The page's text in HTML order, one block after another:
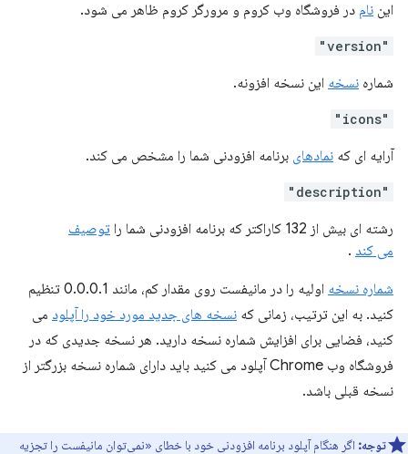
این نام در فروشگاه وب کروم و مرورگر کروم ظاهر می شود.
"version"
شماره نسخه این نسخه افزونه.
"icons"
آرایه ای که نمادهای برنامه افزودنی شما را مشخص می کند.
"description"
رشته ای بیش از 132 کاراکتر که برنامه افزودنی شما را
توصیف
می کند .
شماره نسخه
اولیه را در مانیفست روی مقدار کم، مانند 0.0.0.1 تنظیم
کنید. به این ترتیب، زمانی که نسخه های جدید مورد خود را آپلود می
کنید، فضایی برای افزایش شماره نسخه دارید. هر نسخه جدیدی که در
فروشگاه وب Chrome آپلود می کنید باید دارای شماره نسخه بزرگتر از
نسخه قبلی باشد.
توجه: اگر هنگام آپلود برنامه افزودنی خود با خطای «نمی‌توان مانیفست را تجزیه